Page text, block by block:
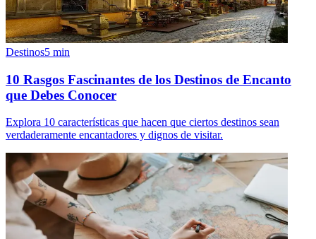
Destinos5 min
10 Rasgos Fascinantes de los Destinos de Encanto
que Debes Conocer
Explora 10 características que hacen que ciertos destinos sean
verdaderamente encantadores y dignos de visitar.